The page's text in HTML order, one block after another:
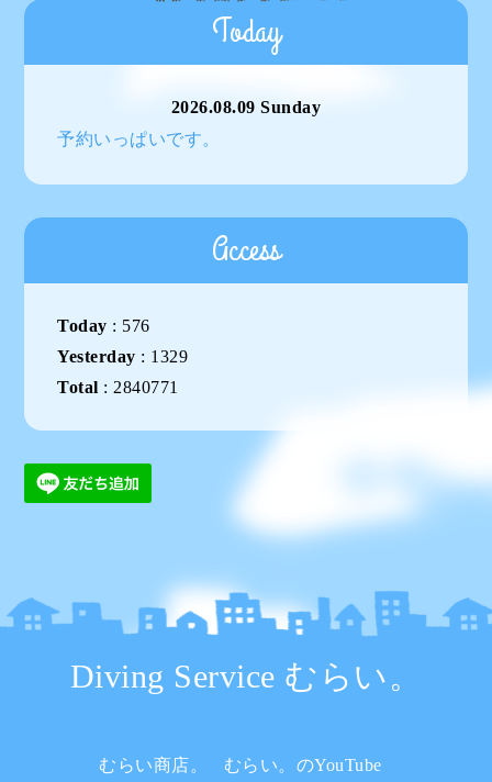
Today
2026.08.09 Sunday
予約いっぱいです。
Access
Today : 576
Yesterday : 1329
Total :2840771
Diving Service むらい。
むらい商店。 むらい。のYouTube